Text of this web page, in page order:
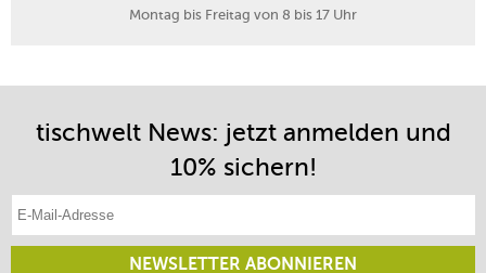
Montag bis Freitag von 8 bis 17 Uhr
tischwelt News: jetzt anmelden und
10% sichern!
NEWSLETTER ABONNIEREN